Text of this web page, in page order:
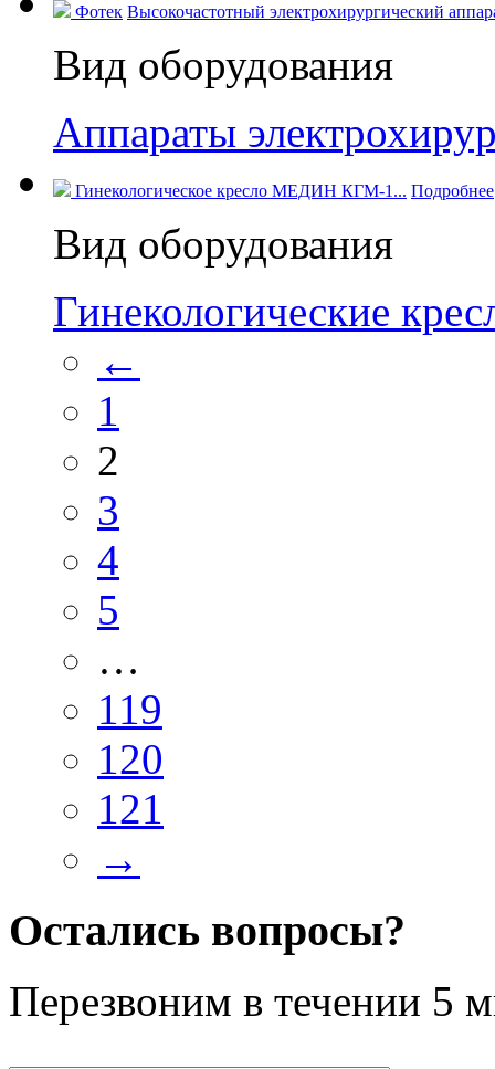
Фотек Высокочастотный электрохирургический
Вид оборудования
Аппараты
Гинекологическое кресло МЕДИН КГМ-1... Подробнее
Вид оборудования
Гинекологические
←
1
2
3
4
5
…
119
120
121
→
Остались вопросы?
Перезвоним в течении 5